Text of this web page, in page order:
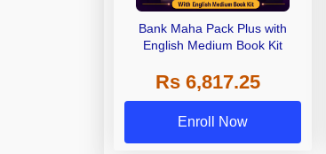
Bank Maha Pack Plus with
English Medium Book Kit
Rs 6,817.25
Enroll Now